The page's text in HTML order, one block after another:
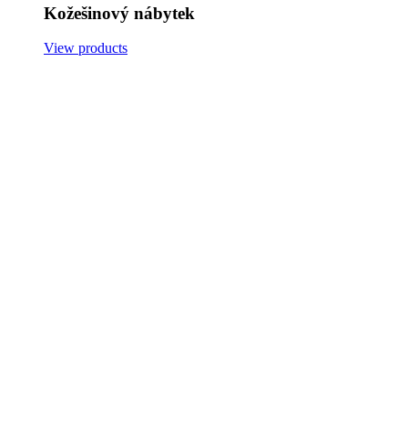
Kožešinový nábytek
View products